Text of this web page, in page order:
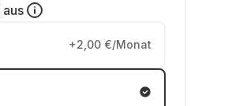
aus
+2,00 €/Monat